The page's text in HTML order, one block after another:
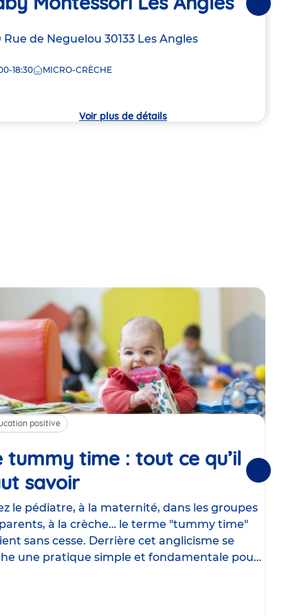
Rue de Neguelou 30133 Les Angles
18:30 MICRO-CRÈCHE
Voir plus de détails
Suivantes
positive
tummy time : tout ce qu’il
savoirArticle
le pédiatre, à la maternité, dans les groupes
à la crèche… le terme "tummy time"
sans cesse. Derrière cet anglicisme se
une pratique simple et fondamentale pour
Suivantes